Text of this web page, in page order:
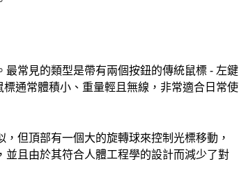
常見的類型是帶有兩個按鈕的傳統鼠標 - 左鍵
通常體積小、重量輕且無線，非常適合日常使
但頂部有一個大的旋轉球來控制光標移動，
且由於其符合人體工程學的設計而減少了對